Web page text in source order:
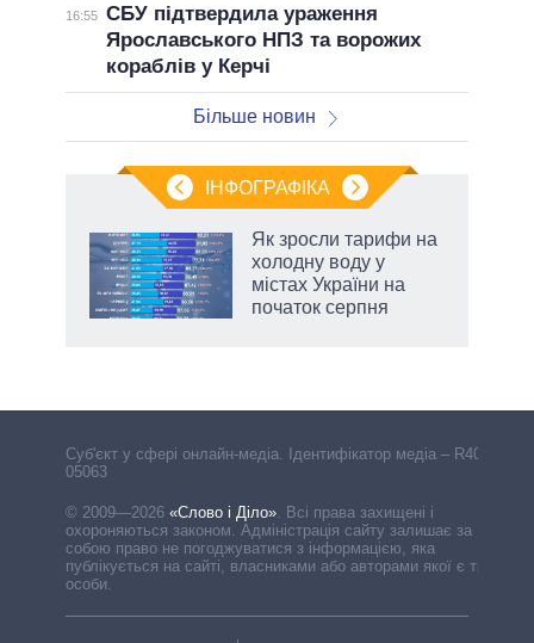
16:55 СБУ підтвердила ураження
Ярославського НПЗ та ворожих
кораблів у Керчі
Більше новин
ІНФОГРАФІКА
Як зросли тарифи на
холодну воду у
містах України на
початок серпня
Cуб'єкт у сфері онлайн-медіа. Ідентифікатор медіа – R40-
05063
© 2009—2026 «Слово і Діло»
Всі права захищені і
охороняються законом. Адміністрація сайту залишає за
собою право не погоджуватися з інформацією, яка
публікується на сайті, власниками або авторами якої є треті
особи.